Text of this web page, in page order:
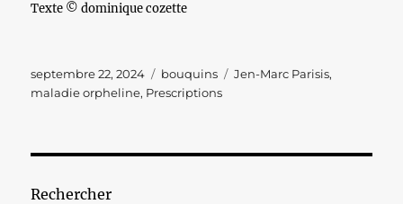
Texte © dominique cozette
Publié
le
septembre 22, 2024 Catégories
bouquins Étiquettes
Jen-Marc Parisis,
maladie orpheline, Prescriptions
Rechercher